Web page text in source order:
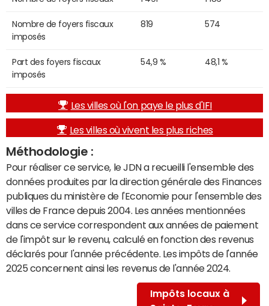
Nombre de foyers fiscaux
imposés
819 574
Part des foyers fiscaux
imposés
54,9 % 48,1 %
Les villes où l'on paye le plus d'IFI
Les villes où vivent les plus riches
Méthodologie :
Pour réaliser ce service, le JDN a recueilli l'ensemble des
données produites par la direction générale des Finances
publiques du ministère de l'Economie pour l'ensemble des
villes de France depuis 2004. Les années mentionnées
dans ce service correspondent aux années de paiement
de l'impôt sur le revenu, calculé en fonction des revenus
déclarés pour l'année précédente. Les impôts de l'année
2025 concernent ainsi les revenus de l'année 2024.
Impôts locaux à